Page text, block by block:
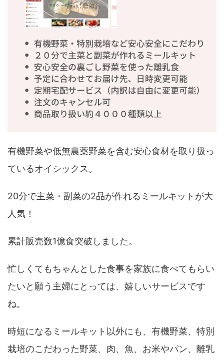
有機野菜や低無農薬野菜を含む安心食材を取り扱っ
ているオイシックス。
20分で主菜・副菜の2品が作れるミールキットが大
人気！
累計販売数1億食突破しました。
忙しくてもちゃんとした食事を家族に食べてもらい
たいと願う主婦にとっては、嬉しいサービスです
ね。
時短になるミールキット以外にも、有機野菜、特別
栽培のこだわった野菜、肉、魚、お米やパン、離乳